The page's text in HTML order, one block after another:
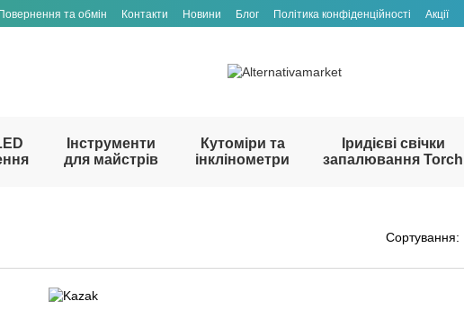
Повернення та обмін Контакти Новини Блог Політика конфіденційності Акції
Інструменти
для майстрів
Кутоміри та
інклінометри
Іридієві свічки
запалювання Torch
Сортування: